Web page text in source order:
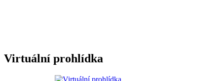
Virtuální prohlídka